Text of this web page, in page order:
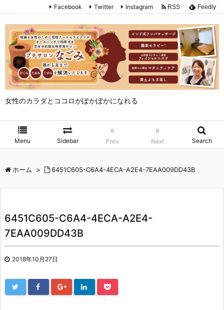
女性のカラダとココロがぽかぽかになれる
Menu Sidebar
«
Prev
»
Next Search
Facebook Twitter Instagram RSS Feedly
ホーム > 6451C605-C6A4-4ECA-A2E4-7EAA009DD43B
6451C605-C6A4-4ECA-A2E4-
7EAA009DD43B
2018年10月27日